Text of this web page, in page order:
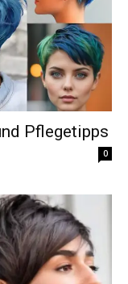
Pflegetipps
0